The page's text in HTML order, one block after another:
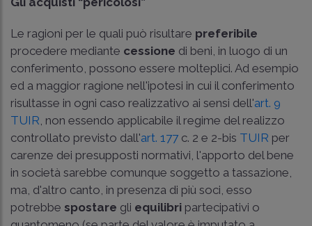
Le ragioni per le quali può risultare preferibile
procedere mediante cessione di beni, in luogo di un
conferimento, possono essere molteplici. Ad esempio
ed a maggior ragione nell'ipotesi in cui il conferimento
risultasse in ogni caso realizzativo ai sensi dell'art. 9
TUIR , non essendo applicabile il regime del realizzo
controllato previsto dall'art. 177 c. 2 e 2-bis TUIR per
carenze dei presupposti normativi, l'apporto del bene
in società sarebbe comunque soggetto a tassazione,
ma, d'altro canto, in presenza di più soci, esso
potrebbe spostare gli equilibri partecipativi o